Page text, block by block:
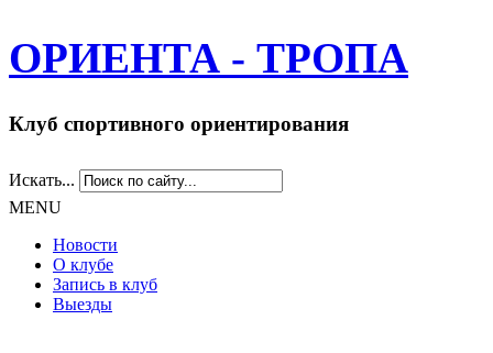
ОРИЕНТА - ТРОПА
Клуб спортивного ориентирования
Искать...
MENU
Новости
О клубе
Запись в клуб
Выезды